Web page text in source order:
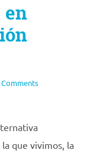
en
Comments
que vivimos, la